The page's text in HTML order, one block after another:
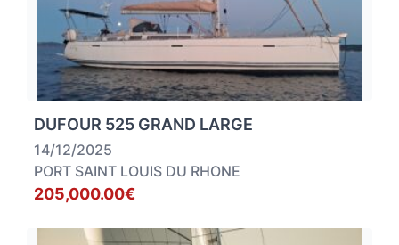
DUFOUR 525 GRAND LARGE
14/12/2025
PORT SAINT LOUIS DU RHONE
205,000.00€